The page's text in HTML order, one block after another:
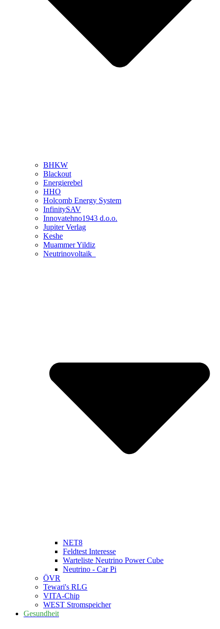
BHKW
Blackout
Energierebel
HHO
Holcomb Energy System
InfinitySAV
Innovatehno1943 d.o.o.
Jupiter Verlag
Keshe
Muammer Yildiz
Neutrinovoltaik
NET8
Feldtest Interesse
Warteliste Neutrino Power Cube
Neutrino - Car Pi
ÖVR
Tewari's RLG
VITA-Chip
WEST Stromspeicher
Gesundheit